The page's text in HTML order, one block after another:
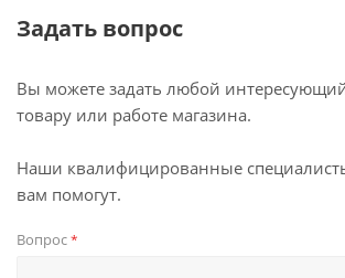
Задать вопрос
Вы можете задать любой
товару или работе магазина.
Наши квалифицированные
вам помогут.
Вопрос*